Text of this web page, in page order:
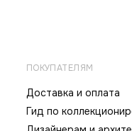
ПОКУПАТЕЛЯМ
Доставка и оплата
Гид по